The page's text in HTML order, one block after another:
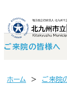
ご来院の皆様へ
ホーム ご来院